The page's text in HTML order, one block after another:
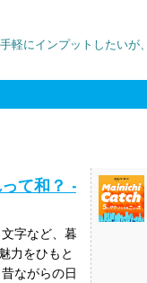
軽にインプットしたいが
て和？ -
字など、暮
力をひもと
ながらの日